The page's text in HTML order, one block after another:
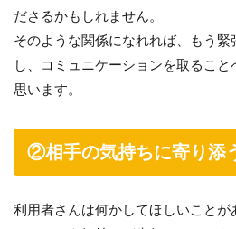
ださるかもしれません。
そのような関係になれれば、もう緊
し、コミュニケーションを取ること
思います。
②相手の気持ちに寄り添
利用者さんは何かしてほしいことが